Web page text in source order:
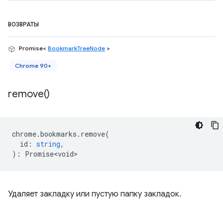
ВОЗВРАТЫ
Promise< BookmarkTreeNode >
Chrome 90+
remove()
chrome.bookmarks . remove(
id : string,
) : Promise<void>
Удаляет закладку или пустую папку закладок.